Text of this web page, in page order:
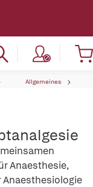
Allgemeines
Anaesthesie,